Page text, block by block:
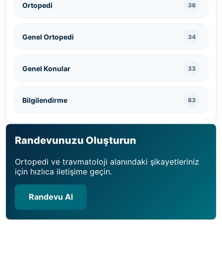
Ortopedi 36
Genel Ortopedi 34
Genel Konular 33
Bilgilendirme 83
Randevunuzu Oluşturun
Ortopedi ve travmatoloji alanındaki şikayetleriniz
için hızlıca iletişime geçin.
Randevu Al